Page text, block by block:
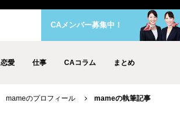
恋愛 仕事 CAコラム まとめ
CAメンバー募集中！
mameのプロフィール mameの執筆記事